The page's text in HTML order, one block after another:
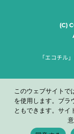
(C)
「エコチル
このウェブサイトで
を使用します。ブラ
ともできます。サイ